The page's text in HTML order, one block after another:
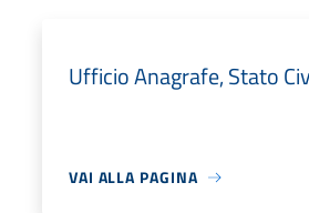
Ufficio Anagrafe, Stato
VAI ALLA PAGINA